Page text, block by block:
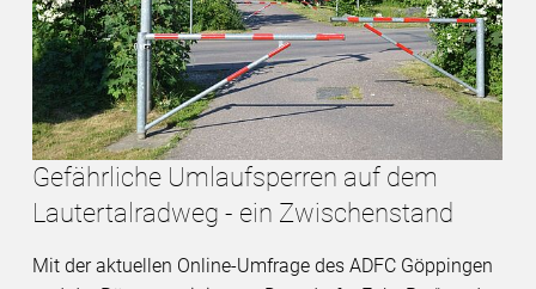
Gefährliche Umlaufsperren auf dem
Lautertalradweg - ein Zwischenstand
Mit der aktuellen Online-Umfrage des ADFC Göppingen